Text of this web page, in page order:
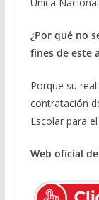
¿Por qué no
fines de este
Porque su
contratación
Escolar para
Web oficial